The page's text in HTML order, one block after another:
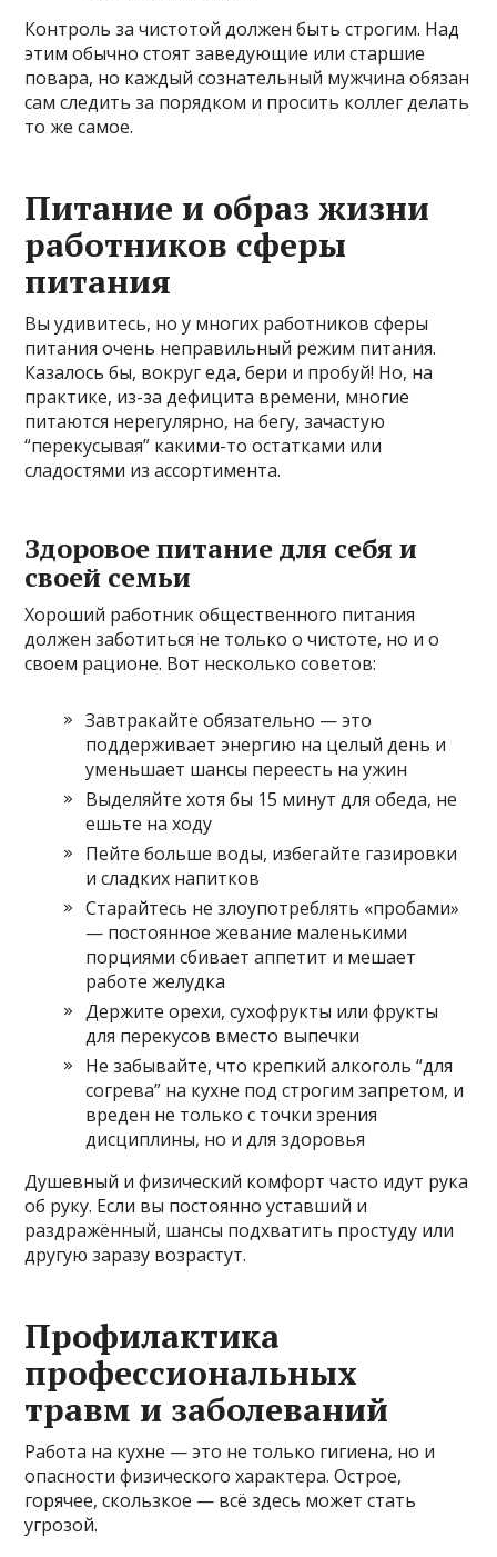
Контроль за чистотой должен быть строгим. Над
этим обычно стоят заведующие или старшие
повара, но каждый сознательный мужчина обязан
сам следить за порядком и просить коллег делать
то же самое.
Питание и образ жизни
работников сферы
питания
Вы удивитесь, но у многих работников сферы
питания очень неправильный режим питания.
Казалось бы, вокруг еда, бери и пробуй! Но, на
практике, из-за дефицита времени, многие
питаются нерегулярно, на бегу, зачастую
“перекусывая” какими-то остатками или
сладостями из ассортимента.
Здоровое питание для себя и
своей семьи
Хороший работник общественного питания
должен заботиться не только о чистоте, но и о
своем рационе. Вот несколько советов:
Завтракайте обязательно — это
поддерживает энергию на целый день и
уменьшает шансы переесть на ужин
Выделяйте хотя бы 15 минут для обеда, не
ешьте на ходу
Пейте больше воды, избегайте газировки
и сладких напитков
Старайтесь не злоупотреблять «пробами»
— постоянное жевание маленькими
порциями сбивает аппетит и мешает
работе желудка
Держите орехи, сухофрукты или фрукты
для перекусов вместо выпечки
Не забывайте, что крепкий алкоголь “для
согрева” на кухне под строгим запретом, и
вреден не только с точки зрения
дисциплины, но и для здоровья
Душевный и физический комфорт часто идут рука
об руку. Если вы постоянно уставший и
раздражённый, шансы подхватить простуду или
другую заразу возрастут.
Профилактика
профессиональных
травм и заболеваний
Работа на кухне — это не только гигиена, но и
опасности физического характера. Острое,
горячее, скользкое — всё здесь может стать
угрозой.